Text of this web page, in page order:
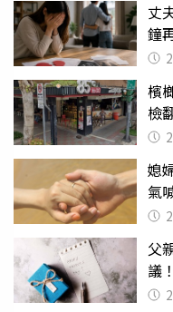
丈
鐘
還
檳
檢
媳
氣
父
議
父